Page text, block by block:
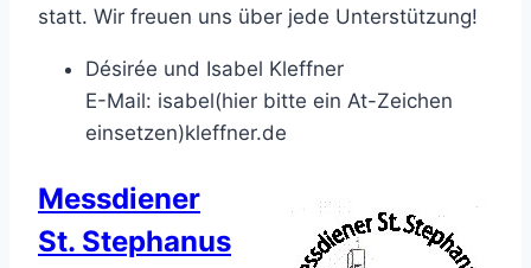
statt. Wir freuen uns über jede Unterstützung!
Désirée und Isabel Kleffner
E-Mail: isabel(hier bitte ein At-Zeichen
einsetzen)kleffner.de
Messdiener
St. Stephanus